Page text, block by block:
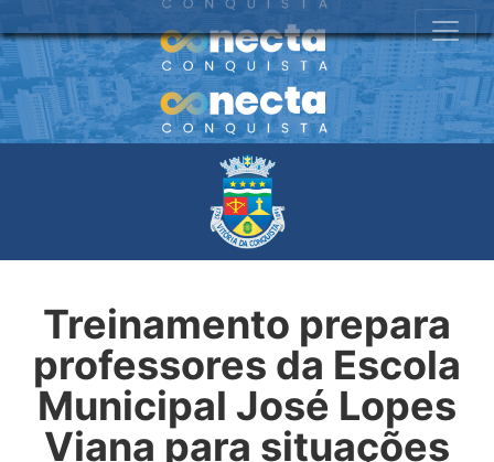
Treinamento prepara
professores da Escola
Municipal José Lopes
Viana para situações